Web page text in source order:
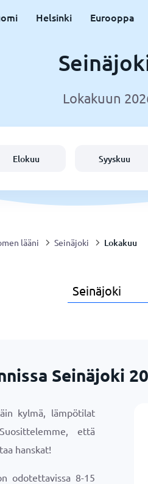
Helsinki Eurooppa
Lokakuun
Elokuu Syyskuu
lääni Seinäjoki Lokakuu
Seinäjoki
kylmä, lämpötilat
että
hanskat!
odotettavissa 8-15